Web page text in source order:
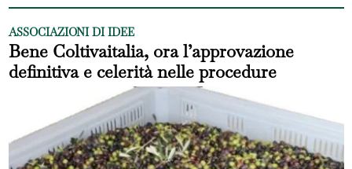
ASSOCIAZIONI DI IDEE
Bene Coltivaitalia, ora l’approvazione
definitiva e celerità nelle procedure